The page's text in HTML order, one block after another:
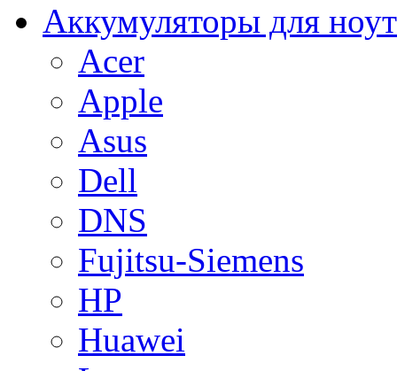
Аккумуляторы для
Acer
Apple
Asus
Dell
DNS
Fujitsu-Siemens
HP
Huawei